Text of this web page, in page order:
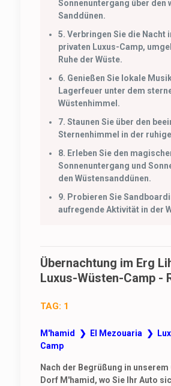
Sonnenuntergang über den
Sanddünen.
5. Verbringen Sie die Nacht
privaten Luxus-Camp,
Ruhe der Wüste.
6. Genießen Sie lokale
Lagerfeuer unter dem
Wüstenhimmel.
7. Staunen Sie über den
Sternenhimmel in der
8. Erleben Sie den
Sonnenuntergang und
den Wüstensanddünen.
9. Probieren Sie
aufregende Aktivität in der
Übernachtung im Erg
Luxus-Wüsten-Camp -
TAG: 1
M'hamid ❯ El Mezouaria ❯
Camp
Nach der Begrüßung in unserem
Dorf M'hamid, wo Sie Ihr Auto